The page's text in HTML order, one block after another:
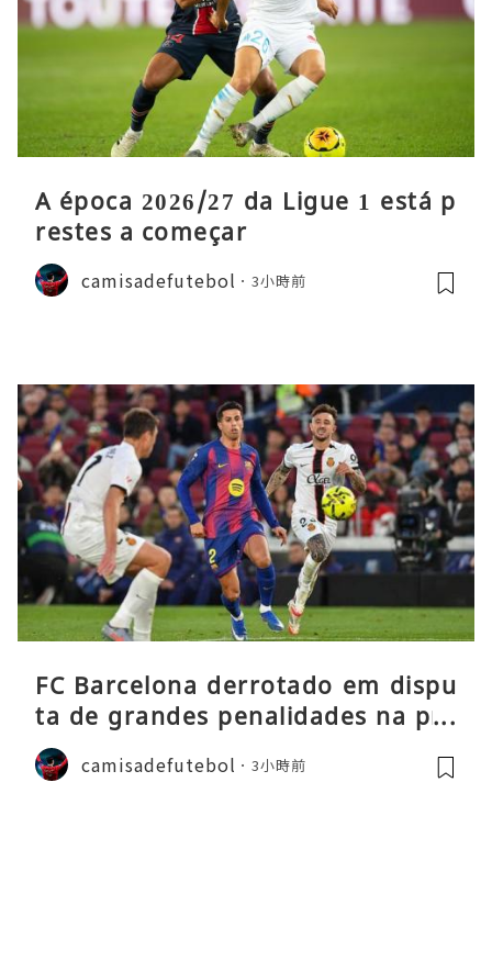
A época 2026/27 da Ligue 1 está p
restes a começar
camisadefutebol 3小時前
FC Barcelona derrotado em dispu
ta de grandes penalidades na pré
-época
camisadefutebol 3小時前